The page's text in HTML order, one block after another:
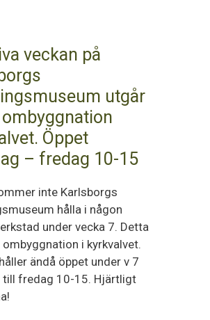
veckan på
utgår
ombyggnation
Öppet
– fredag 10-15
inte Karlsborgs
hålla i någon
under vecka 7. Detta
ombyggnation i kyrkvalvet.
ändå öppet under v 7
till fredag 10-15. Hjärtligt